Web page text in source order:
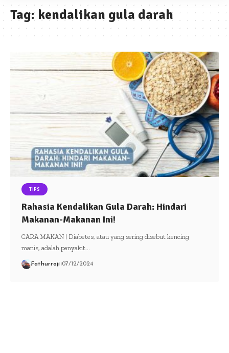
Tag: kendalikan gula darah
TIPS
Rahasia Kendalikan Gula Darah: Hindari
Makanan-Makanan Ini!
CARA MAKAN | Diabetes, atau yang sering disebut kencing
manis, adalah penyakit…
Fathurroji 07/12/2024